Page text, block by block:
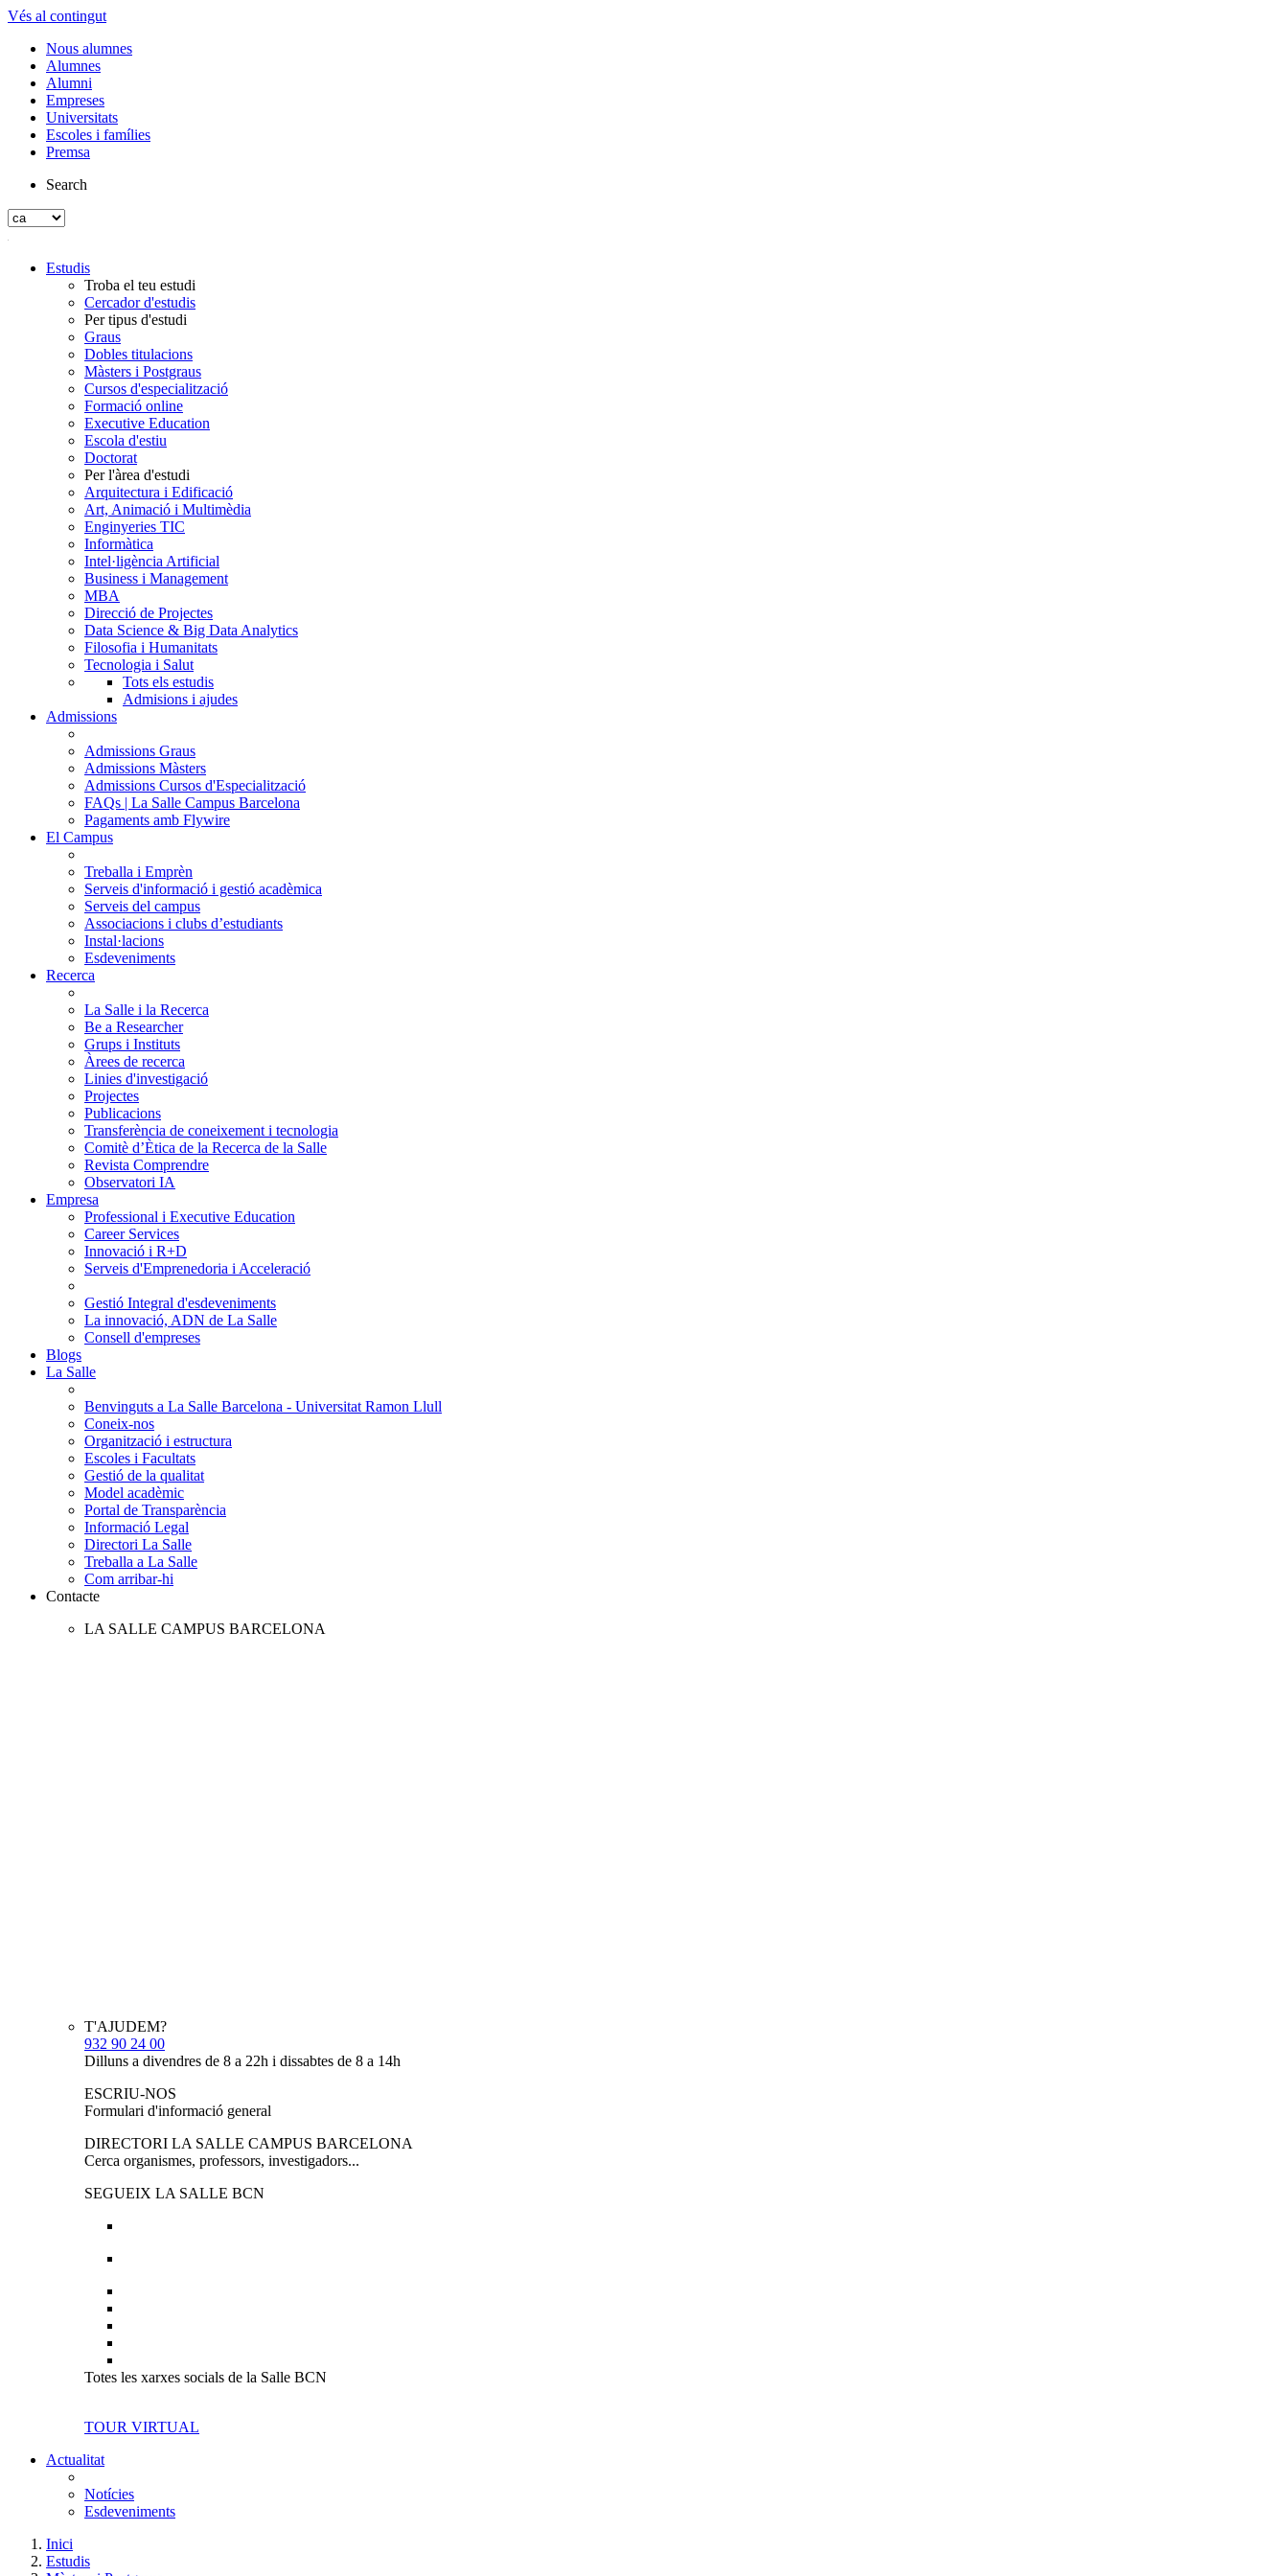
Vés al contingut
Nous alumnes
Alumnes
Alumni
Empreses
Universitats
Escoles i famílies
Premsa
Search
Estudis
Troba el teu estudi
Cercador d'estudis
Per tipus d'estudi
Graus
Dobles titulacions
Màsters i Postgraus
Cursos d'especialització
Formació online
Executive Education
Escola d'estiu
Doctorat
Per l'àrea d'estudi
Arquitectura i Edificació
Art, Animació i Multimèdia
Enginyeries TIC
Informàtica
Intel·ligència Artificial
Business i Management
MBA
Direcció de Projectes
Data Science & Big Data Analytics
Filosofia i Humanitats
Tecnologia i Salut
Tots els estudis
Admisions i ajudes
Admissions
Admissions Graus
Admissions Màsters
Admissions Cursos d'Especialització
FAQs | La Salle Campus Barcelona
Pagaments amb Flywire
El Campus
Treballa i Emprèn
Serveis d'informació i gestió acadèmica
Serveis del campus
Associacions i clubs d’estudiants
Instal·lacions
Esdeveniments
Recerca
La Salle i la Recerca
Be a Researcher
Grups i Instituts
Àrees de recerca
Linies d'investigació
Projectes
Publicacions
Transferència de coneixement i tecnologia
Comitè d’Ètica de la Recerca de la Salle
Revista Comprendre
Observatori IA
Empresa
Professional i Executive Education
Career Services
Innovació i R+D
Serveis d'Emprenedoria i Acceleració
Gestió Integral d'esdeveniments
La innovació, ADN de La Salle
Consell d'empreses
Blogs
La Salle
Benvinguts a La Salle Barcelona - Universitat Ramon Llull
Coneix-nos
Organització i estructura
Escoles i Facultats
Gestió de la qualitat
Model acadèmic
Portal de Transparència
Informació Legal
Directori La Salle
Treballa a La Salle
Com arribar-hi
Contacte
LA SALLE CAMPUS BARCELONA
T'AJUDEM?
932 90 24 00
Dilluns a divendres de 8 a 22h i dissabtes de 8 a 14h
ESCRIU-NOS
Formulari d'informació general
DIRECTORI LA SALLE CAMPUS BARCELONA
Cerca organismes, professors, investigadors...
SEGUEIX LA SALLE BCN
Totes les xarxes socials de la Salle BCN
TOUR VIRTUAL
Actualitat
Notícies
Esdeveniments
Inici
Estudis